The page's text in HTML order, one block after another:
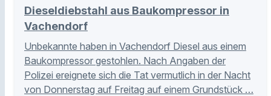
Dieseldiebstahl aus Baukompressor in
Vachendorf
Unbekannte haben in Vachendorf Diesel aus einem
Baukompressor gestohlen. Nach Angaben der
Polizei ereignete sich die Tat vermutlich in der Nacht
von Donnerstag auf Freitag auf einem Grundstück …